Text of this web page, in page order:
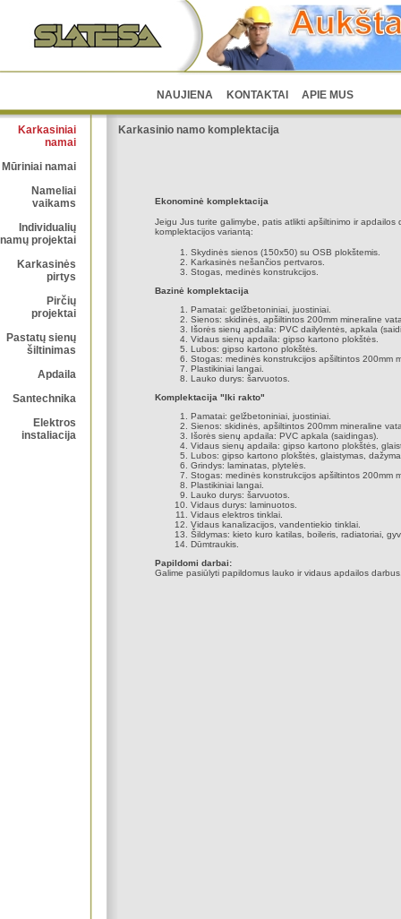
NAUJIENA KONTAKTAI APIE MUS
Karkasiniai
namai
Mūriniai namai
Nameliai
vaikams
Individualių
namų projektai
Karkasinės
pirtys
Pirčių
projektai
Pastatų sienų
šiltinimas
Apdaila
Santechnika
Elektros
instaliacija
Karkasinio namo komplektacija
Ekonominė komplektacija
Jeigu Jus turite galimybe, patis atlikti apšiltinimo ir
komplektacijos variantą:
Skydinės sienos (150x50) su OSB plokštemis.
Karkasinės nešančios pertvaros.
Stogas, medinės konstrukcijos.
Bazinė komplektacija
Pamatai: gelžbetoniniai, juostiniai.
Sienos: skidinės, apšiltintos 200mm mineraline
Išorės sienų apdaila: PVC dailylentės, apkala
Vidaus sienų apdaila: gipso kartono plokštės.
Lubos: gipso kartono plokštės.
Stogas: medinės konstrukcijos apšiltintos 200mm
Plastikiniai langai.
Lauko durys: šarvuotos.
Komplektacija "Iki rakto"
Pamatai: gelžbetoniniai, juostiniai.
Sienos: skidinės, apšiltintos 200mm mineraline
Išorės sienų apdaila: PVC apkala (saidingas).
Vidaus sienų apdaila: gipso kartono plokštės,
Lubos: gipso kartono plokštės, glaistymas,
Grindys: laminatas, plytelės.
Stogas: medinės konstrukcijos apšiltintos 200mm
Plastikiniai langai.
Lauko durys: šarvuotos.
Vidaus durys: laminuotos.
Vidaus elektros tinklai.
Vidaus kanalizacijos, vandentiekio tinklai.
Šildymas: kieto kuro katilas, boileris, radiatoriai,
Dūmtraukis.
Papildomi darbai:
Galime pasiūlyti papildomus lauko ir vidaus apdailos